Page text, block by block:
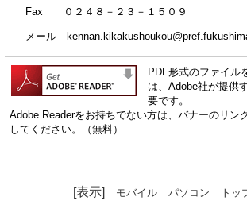
Fax ０２４８－２３－１５０９
メール
PDF形式のファイル
は、Adobe社が提供
要です。
Adobe Readerをお持ちでない方は、バナーのリン
してください。（無料）
[表示] モバイル パソコン トッ